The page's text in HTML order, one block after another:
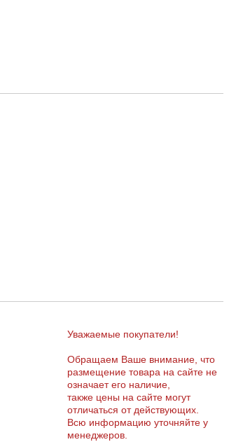
Уважаемые покупатели!
Обращаем Ваше внимание, что
размещение товара на сайте не
означает его наличие,
также цены на сайте могут
отличаться от действующих.
Всю информацию уточняйте у
менеджеров.